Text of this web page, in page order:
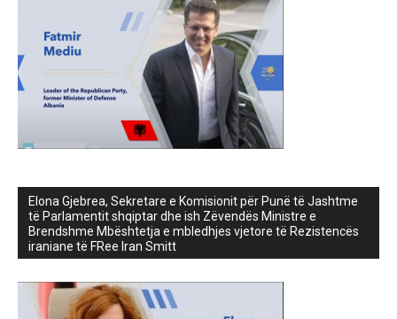
Elona Gjebrea, Sekretare e Komisionit për Punë të Jashtme
të Parlamentit shqiptar dhe ish Zëvendës Ministre e
Brendshme Mbështetja e mbledhjes vjetore të Rezistencës
iraniane të FRee Iran Smitt